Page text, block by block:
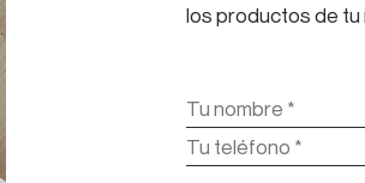
los productos de tu